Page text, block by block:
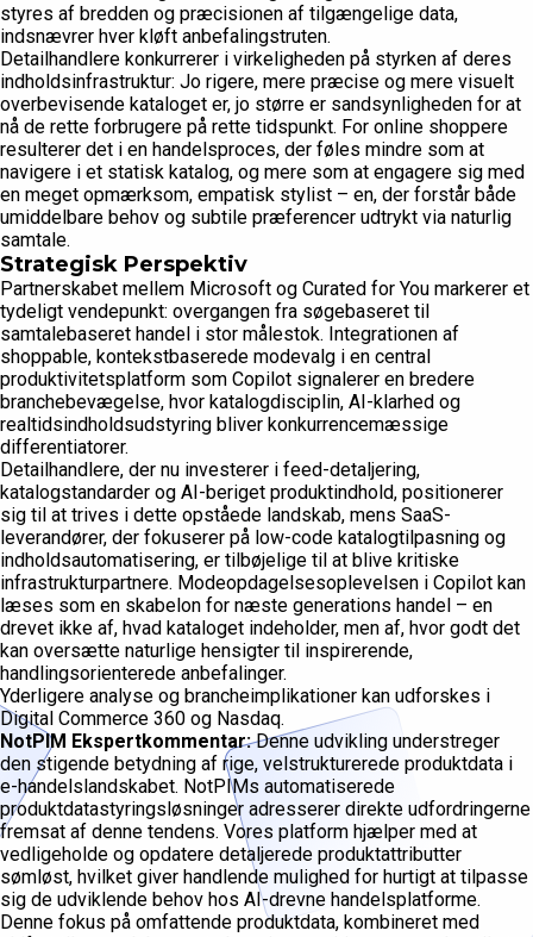
styres af bredden og præcisionen af tilgængelige data,
indsnævrer hver kløft anbefalingstruten.
Detailhandlere konkurrerer i virkeligheden på styrken af deres
indholdsinfrastruktur: Jo rigere, mere præcise og mere visuelt
overbevisende kataloget er, jo større er sandsynligheden for at
nå de rette forbrugere på rette tidspunkt. For online shoppere
resulterer det i en handelsproces, der føles mindre som at
navigere i et statisk katalog, og mere som at engagere sig med
en meget opmærksom, empatisk stylist – en, der forstår både
umiddelbare behov og subtile præferencer udtrykt via naturlig
samtale.
Strategisk Perspektiv
Partnerskabet mellem Microsoft og Curated for You markerer et
tydeligt vendepunkt: overgangen fra søgebaseret til
samtalebaseret handel i stor målestok. Integrationen af
shoppable, kontekstbaserede modevalg i en central
produktivitetsplatform som Copilot signalerer en bredere
branchebevægelse, hvor katalogdisciplin, AI-klarhed og
realtidsindholdsudstyring bliver konkurrencemæssige
differentiatorer.
Detailhandlere, der nu investerer i feed-detaljering,
katalogstandarder og AI-beriget produktindhold, positionerer
sig til at trives i dette opståede landskab, mens SaaS-
leverandører, der fokuserer på low-code katalogtilpasning og
indholdsautomatisering, er tilbøjelige til at blive kritiske
infrastrukturpartnere. Modeopdagelsesoplevelsen i Copilot kan
læses som en skabelon for næste generations handel – en
drevet ikke af, hvad kataloget indeholder, men af, hvor godt det
kan oversætte naturlige hensigter til inspirerende,
handlingsorienterede anbefalinger.
Yderligere analyse og brancheimplikationer kan udforskes i
Digital Commerce 360 og Nasdaq.
NotPIM Ekspertkommentar:Denne udvikling understreger
den stigende betydning af rige, velstrukturerede produktdata i
e-handelslandskabet. NotPIMs automatiserede
produktdatastyringsløsninger adresserer direkte udfordringerne
fremsat af denne tendens. Vores platform hjælper med at
vedligeholde og opdatere detaljerede produktattributter
sømløst, hvilket giver handlende mulighed for hurtigt at tilpasse
sig de udviklende behov hos AI-drevne handelsplatforme.
Denne fokus på omfattende produktdata, kombineret med